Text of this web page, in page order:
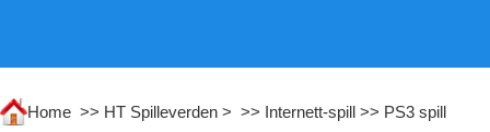
Home >> HT Spilleverden > >> Internett-spill >> PS3 spill